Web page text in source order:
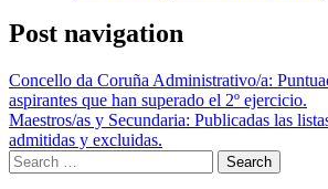
Post navigation
Concello da Coruña Administrativo/a:
aspirantes que han superado el 2º ejercicio.
Maestros/as y Secundaria: Publicadas las
admitidas y excluidas.